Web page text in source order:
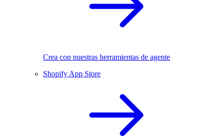
Crea con nuestras herramientas de agente
Shopify App Store